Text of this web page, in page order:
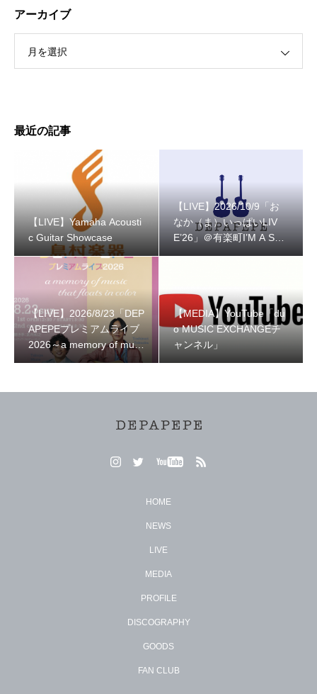
アーカイブ
月を選択
最近の記事
【LIVE】Yamaha Acousti
c Guitar Showcase
【LIVE】2026/10/9「お
なか（ま）いっぱいLIV
E’26」＠有楽町I’M A SH
【LIVE】2026/8/23「DEP
APEPEプレミアムライブ
2026～a memory of musi
c that floats in color～」
【MEDIA】YouTube「du
o MUSIC EXCHANGEチ
ャンネル」
HOME
NEWS
LIVE
MEDIA
PROFILE
DISCOGRAPHY
GOODS
FAN CLUB